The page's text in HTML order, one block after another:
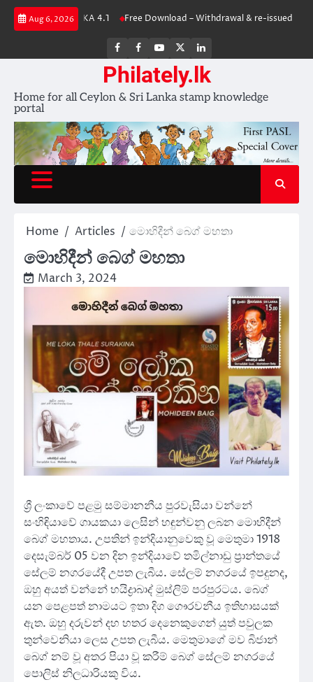
Skip
Aug 6, 2026
OF SRI LANKA 4.1 Free Download – Withdrawal & re-issued stamps
FB
FB
group
Youtube
Channel
page
LinkedIn
Philately.lk
Home for all Ceylon & Sri Lanka stamp knowledge
portal
Home Articles මොහිදීන් බෙග් මහතා
මොහිදීන් බෙග් මහතා
March 3, 2024
ශ්‍රී ලංකාවේ පළමු සම්මානනීය පුරවැසියා වන්නේ
සංහිඳියාවේ ගායකයා ලෙසින් හඳුන්වනු ලබන මොහිදීන්
බෙග් මහතාය. උපතින් ඉන්දියානුවෙකු වූ මෙතුමා 1918
දෙසැම්බර් 05 වන දින ඉන්දියාවේ තමිල්නාඩු ප්‍රාන්තයේ
සේලම් නගරයේදී උපත ලැබීය. සේලම් නගරයේ ඉපදුනද,
ඔහු අයත් වන්නේ හයිද්‍රාබාද් මුස්ලිම් පරපුරටය. බෙග්
යන පෙළපත් නාමයට ඉතා දිග ගෞරවනීය ඉතිහාසයක්
ඇත. ඔහු දරුවන් දහ හතර දෙනෙකුගෙන් යුත් පවුලක
තුන්වෙනියා ලෙස උපත ලැබීය. මෙතුමාගේ මව බිජාන්
බෙග් නම් වූ අතර පියා වූ කරීම් බෙග් සේලම් නගරයේ
පොලිස් නිලධාරියකු විය.